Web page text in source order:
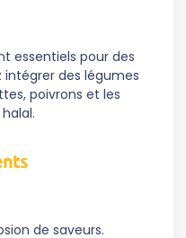
essentiels pour des
intégrer des légumes
poivrons et les
de saveurs.